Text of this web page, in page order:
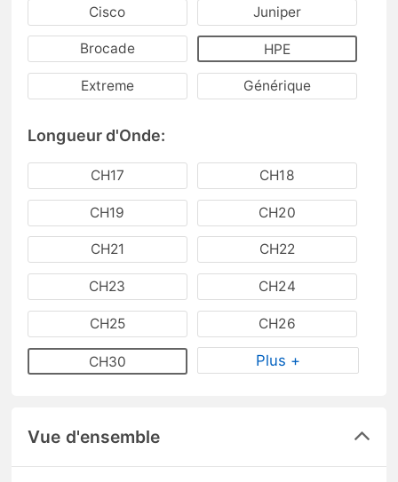
Cisco Juniper
Brocade HPE
Extreme Générique
Longueur d'Onde:
CH17 CH18
CH19 CH20
CH21 CH22
CH23 CH24
CH25 CH26
CH30 Plus +
Vue d'ensemble